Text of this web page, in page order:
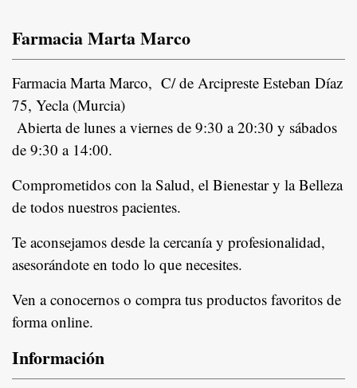
Farmacia Marta Marco
Farmacia Marta Marco, C/ de Arcipreste Esteban Díaz
75, Yecla (Murcia)
Abierta de lunes a viernes de 9:30 a 20:30 y sábados
de 9:30 a 14:00.
Comprometidos con la Salud, el Bienestar y la Belleza
de todos nuestros pacientes.
Te aconsejamos desde la cercanía y profesionalidad,
asesorándote en todo lo que necesites.
Ven a conocernos o compra tus productos favoritos de
forma online.
Información